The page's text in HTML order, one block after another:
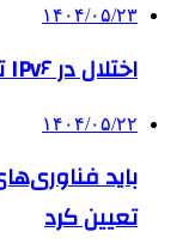
۱۴۰۴/۰۵/۲۳
اختلال در IPv۶ تکذیب شد
۱۴۰۴/۰۵/۲۲
باید
تعیین کرد